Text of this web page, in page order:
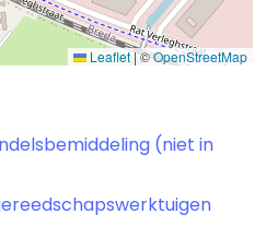
Leaflet|©OpenStreetMap
(niet in